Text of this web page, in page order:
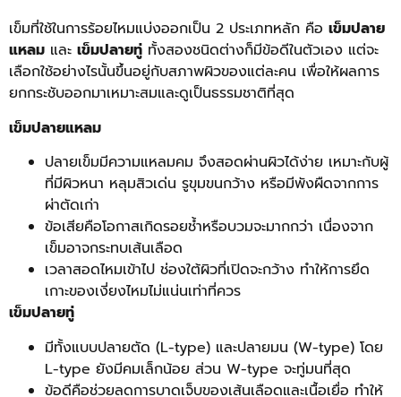
เข็มที่ใช้ในการร้อยไหมแบ่งออกเป็น 2 ประเภทหลัก คือ เข็มปลาย
แหลม และ เข็มปลายทู่ ทั้งสองชนิดต่างก็มีข้อดีในตัวเอง แต่จะ
เลือกใช้อย่างไรนั้นขึ้นอยู่กับสภาพผิวของแต่ละคน เพื่อให้ผลการ
ยกกระชับออกมาเหมาะสมและดูเป็นธรรมชาติที่สุด
เข็มปลายแหลม
ปลายเข็มมีความแหลมคม จึงสอดผ่านผิวได้ง่าย เหมาะกับผู้
ที่มีผิวหนา หลุมสิวเด่น รูขุมขนกว้าง หรือมีพังผืดจากการ
ผ่าตัดเก่า
ข้อเสียคือโอกาสเกิดรอยช้ำหรือบวมจะมากกว่า เนื่องจาก
เข็มอาจกระทบเส้นเลือด
เวลาสอดไหมเข้าไป ช่องใต้ผิวที่เปิดจะกว้าง ทำให้การยึด
เกาะของเงี่ยงไหมไม่แน่นเท่าที่ควร
เข็มปลายทู่
มีทั้งแบบปลายตัด (L-type) และปลายมน (W-type) โดย
L-type ยังมีคมเล็กน้อย ส่วน W-type จะทู่มนที่สุด
ข้อดีคือช่วยลดการบาดเจ็บของเส้นเลือดและเนื้อเยื่อ ทำให้